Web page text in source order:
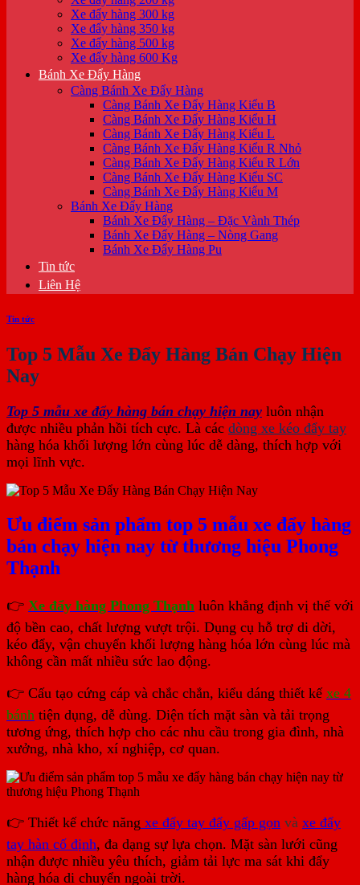
Xe đẩy hàng 300 kg
Xe đẩy hàng 350 kg
Xe đẩy hàng 500 kg
Xe đẩy hàng 600 Kg
Bánh Xe Đẩy Hàng
Càng Bánh Xe Đẩy Hàng
Càng Bánh Xe Đẩy Hàng Kiểu B
Càng Bánh Xe Đẩy Hàng Kiểu H
Càng Bánh Xe Đẩy Hàng Kiểu L
Càng Bánh Xe Đẩy Hàng Kiểu R Nhỏ
Càng Bánh Xe Đẩy Hàng Kiểu R Lớn
Càng Bánh Xe Đẩy Hàng Kiểu SC
Càng Bánh Xe Đẩy Hàng Kiểu M
Bánh Xe Đẩy Hàng
Bánh Xe Đẩy Hàng – Đặc Vành Thép
Bánh Xe Đẩy Hàng – Nòng Gang
Bánh Xe Đẩy Hàng Pu
Tin tức
Liên Hệ
Tin tức
Top 5 Mẫu Xe Đẩy Hàng Bán Chạy Hiện
Nay
Top 5 mẫu xe đẩy hàng bán chạy hiện nay luôn nhận
được nhiều phản hồi tích cực. Là các dòng xe kéo đẩy tay
hàng hóa khối lượng lớn cùng lúc dễ dàng, thích hợp với
mọi lĩnh vực.
Ưu điểm sản phẩm top 5 mẫu xe đẩy hàng
bán chạy hiện nay từ thương hiệu Phong
Thạnh
👉 Xe đẩy hàng Phong Thạnh luôn khẳng định vị thế với
độ bền cao, chất lượng vượt trội. Dụng cụ hỗ trợ di dời,
kéo đẩy, vận chuyển khối lượng hàng hóa lớn cùng lúc mà
không cần mất nhiều sức lao động.
👉 Cấu tạo cứng cáp và chắc chắn, kiểu dáng thiết kế xe 4
bánh tiện dụng, dễ dùng. Diện tích mặt sàn và tải trọng
tương ứng, thích hợp cho các nhu cầu trong gia đình, nhà
xưởng, nhà kho, xí nghiệp, cơ quan.
👉 Thiết kế chức năng xe đẩy tay đẩy gấp gọn và xe đẩy
tay hàn cố định, đa dạng sự lựa chọn. Mặt sàn lưới cũng
nhận được nhiều yêu thích, giảm tải lực ma sát khi đẩy
hàng hóa di chuyển ngoài trời.